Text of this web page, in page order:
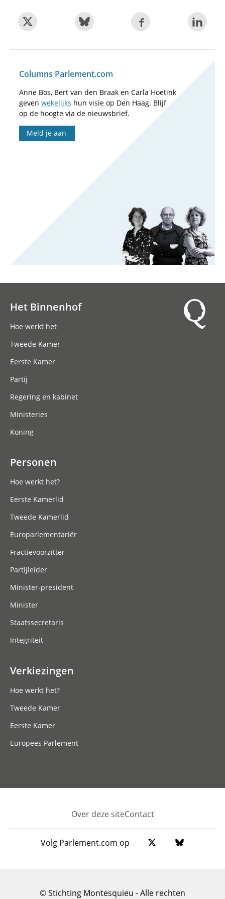
Columns Parlement.com
Anne Bos, Bert van den Braak en Carla Hoetink
geven wekelijks hun visie op Den Haag. Blijf
op de hoogte via de nieuwsbrief.
Meld je aan
Het Binnenhof
Hoe werkt het
Tweede Kamer
Eerste Kamer
Partij
Regering en kabinet
Ministeries
Koning
Personen
Hoe werkt het?
Eerste Kamerlid
Tweede Kamerlid
Europarlementariër
Fractievoorzitter
Partijleider
Minister-president
Minister
Staatssecretaris
Integriteit
Verkiezingen
Hoe werkt het?
Tweede Kamer
Eerste Kamer
Europees Parlement
Footer
Over deze siteContact
Volg Parlement.com op
© Stichting Montesquieu - Alle rechten